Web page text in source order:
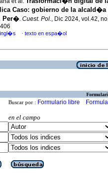
Caso: gobierno de la alcald�a
Per�. Cuest. Pol., Dic 2024, vol.42,
ingl�s · texto en espa�ol
Buscar por : Formulario libre
en el campo